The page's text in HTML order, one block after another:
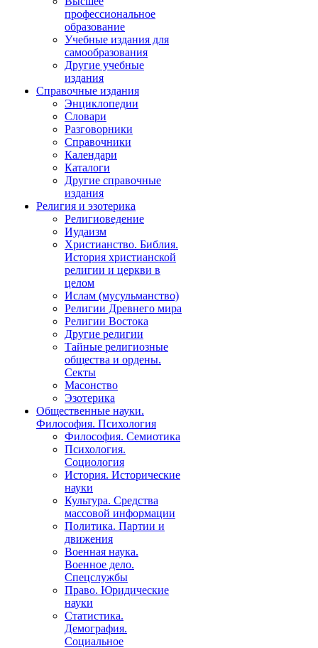
профессиональное
образование
Учебные издания для
самообразования
Другие учебные
издания
Справочные издания
Энциклопедии
Словари
Разговорники
Справочники
Календари
Каталоги
Другие справочные
издания
Религия и эзотерика
Религиоведение
Иудаизм
Христианство. Библия.
История христианской
религии и церкви в
целом
Ислам (мусульманство)
Религии Древнего мира
Религии Востока
Другие религии
Тайные религиозные
общества и ордены.
Секты
Масонство
Эзотерика
Общественные науки.
Философия. Психология
Философия. Семиотика
Психология.
Социология
История. Исторические
науки
Культура. Средства
массовой информации
Политика. Партии и
движения
Военная наука.
Военное дело.
Спецслужбы
Право. Юридические
науки
Статистика.
Демография.
Социальное